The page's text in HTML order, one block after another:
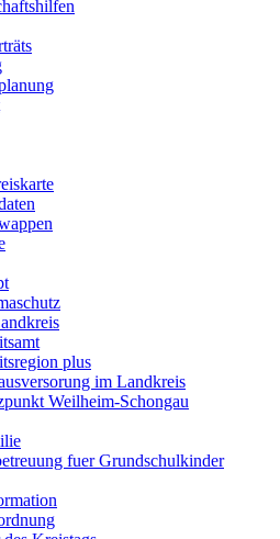
plus
im Landkreis
Weilheim-Schongau
fuer Grundschulkinder